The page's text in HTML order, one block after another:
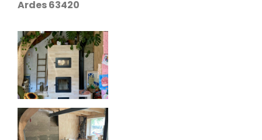
Oxalibre L
Poêle et banc
Granville 50400
PDM modèle S
Urmatt 67280
Ardes 63420